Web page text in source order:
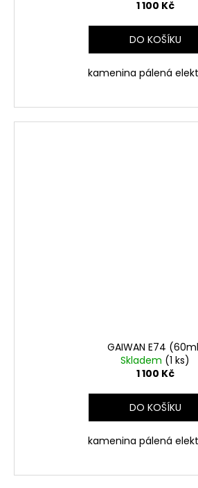
1 100 Kč
DO KOŠÍKU
kamenina pálená
GAIWAN E74
Skladem (1 ks)
1 100 Kč
DO KOŠÍKU
kamenina pálená